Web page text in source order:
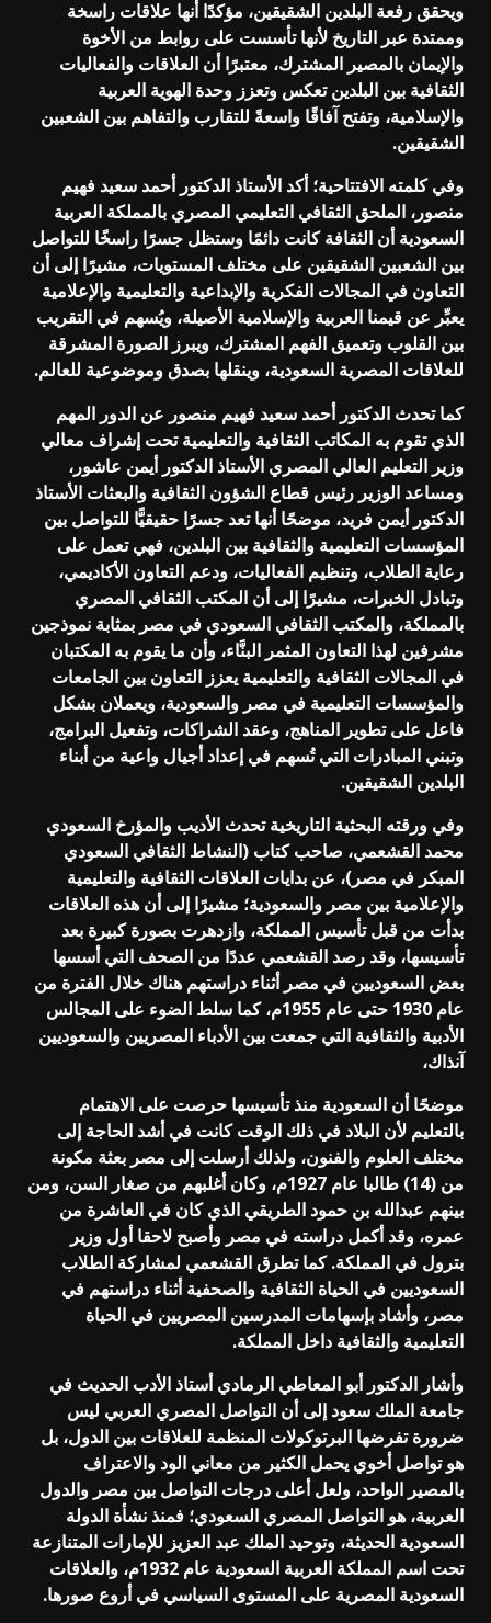
ويحقق رفعة البلدين الشقيقين، مؤكدًا أنها علاقات راسخة
وممتدة عبر التاريخ لأنها تأسست على روابط من الأخوة
والإيمان بالمصير المشترك، معتبرًا أن العلاقات والفعاليات
الثقافية بين البلدين تعكس وتعزز وحدة الهوية العربية
والإسلامية، وتفتح آفاقًا واسعةً للتقارب والتفاهم بين الشعبين
الشقيقين.
وفي كلمته الافتتاحية؛ أكد الأستاذ الدكتور أحمد سعيد فهيم
منصور، الملحق الثقافي التعليمي المصري بالمملكة العربية
السعودية أن الثقافة كانت دائمًا وستظل جسرًا راسخًا للتواصل
بين الشعبين الشقيقين على مختلف المستويات، مشيرًا إلى أن
التعاون في المجالات الفكرية والإبداعية والتعليمية والإعلامية
يعبِّر عن قيمنا العربية والإسلامية الأصيلة، ويُسهم في التقريب
بين القلوب وتعميق الفهم المشترك، ويبرز الصورة المشرقة
للعلاقات المصرية السعودية، وينقلها بصدق وموضوعية للعالم.
كما تحدث الدكتور أحمد سعيد فهيم منصور عن الدور المهم
الذي تقوم به المكاتب الثقافية والتعليمية تحت إشراف معالي
وزير التعليم العالي المصري الأستاذ الدكتور أيمن عاشور،
ومساعد الوزير رئيس قطاع الشؤون الثقافية والبعثات الأستاذ
الدكتور أيمن فريد، موضحًا أنها تعد جسرًا حقيقيًّا للتواصل بين
المؤسسات التعليمية والثقافية بين البلدين، فهي تعمل على
رعاية الطلاب، وتنظيم الفعاليات، ودعم التعاون الأكاديمي،
وتبادل الخبرات، مشيرًا إلى أن المكتب الثقافي المصري
بالمملكة، والمكتب الثقافي السعودي في مصر بمثابة نموذجين
مشرفين لهذا التعاون المثمر البنَّاء، وأن ما يقوم به المكتبان
في المجالات الثقافية والتعليمية يعزز التعاون بين الجامعات
والمؤسسات التعليمية في مصر والسعودية، ويعملان بشكل
فاعل على تطوير المناهج، وعقد الشراكات، وتفعيل البرامج،
وتبني المبادرات التي تُسهم في إعداد أجيال واعية من أبناء
البلدين الشقيقين.
وفي ورقته البحثية التاريخية تحدث الأديب والمؤرخ السعودي
محمد القشعمي، صاحب كتاب (النشاط الثقافي السعودي
المبكر في مصر)، عن بدايات العلاقات الثقافية والتعليمية
والإعلامية بين مصر والسعودية؛ مشيرًا إلى أن هذه العلاقات
بدأت من قبل تأسيس المملكة، وازدهرت بصورة كبيرة بعد
تأسيسها، وقد رصد القشعمي عددًا من الصحف التي أسسها
بعض السعوديين في مصر أثناء دراستهم هناك خلال الفترة من
عام 1930 حتى عام 1955م، كما سلط الضوء على المجالس
الأدبية والثقافية التي جمعت بين الأدباء المصريين والسعوديين
آنذاك،
موضحًا أن السعودية منذ تأسيسها حرصت على الاهتمام
بالتعليم لأن البلاد في ذلك الوقت كانت في أشد الحاجة إلى
مختلف العلوم والفنون، ولذلك أرسلت إلى مصر بعثة مكونة
من (14) طالبا عام 1927م، وكان أغلبهم من صغار السن، ومن
بينهم عبدالله بن حمود الطريقي الذي كان في العاشرة من
عمره، وقد أكمل دراسته في مصر وأصبح لاحقا أول وزير
بترول في المملكة. كما تطرق القشعمي لمشاركة الطلاب
السعوديين في الحياة الثقافية والصحفية أثناء دراستهم في
مصر، وأشاد بإسهامات المدرسين المصريين في الحياة
التعليمية والثقافية داخل المملكة.
وأشار الدكتور أبو المعاطي الرمادي أستاذ الأدب الحديث في
جامعة الملك سعود إلى أن التواصل المصري العربي ليس
ضرورة تفرضها البرتوكولات المنظمة للعلاقات بين الدول، بل
هو تواصل أخوي يحمل الكثير من معاني الود والاعتراف
بالمصير الواحد، ولعل أعلى درجات التواصل بين مصر والدول
العربية، هو التواصل المصري السعودي؛ فمنذ نشأة الدولة
السعودية الحديثة، وتوحيد الملك عبد العزيز للإمارات المتنازعة
تحت اسم المملكة العربية السعودية عام 1932م، والعلاقات
السعودية المصرية على المستوى السياسي في أروع صورها.